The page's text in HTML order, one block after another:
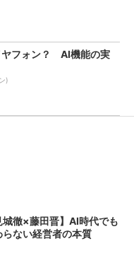
ヤフォン？ AI機能の実
)
城徹×藤田晋】AI時代でも
らない経営者の本質